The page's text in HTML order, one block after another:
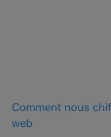
Comment nous
web